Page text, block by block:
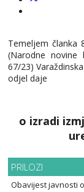
Temeljem članka
(Narodne
67/23)
odjel daje
o izradi
PRILOZI
Obavijest javnosti